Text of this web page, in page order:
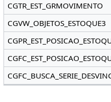
CGTR_EST_GRMOVIMENTO
CGVW_OBJETOS_ESTOQUE3